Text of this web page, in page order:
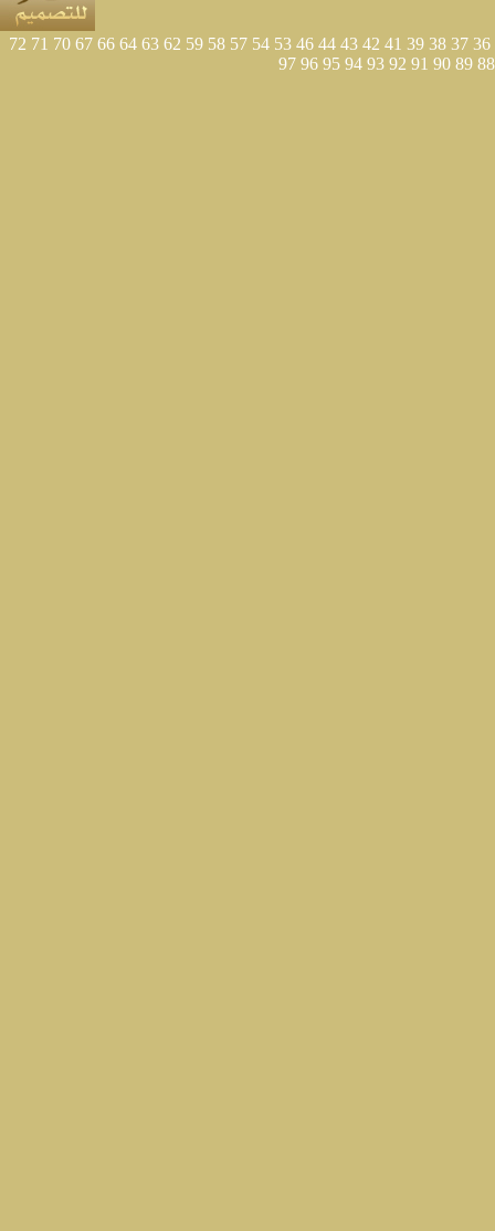
36
37
38
39
41
42
43
44
46
53
54
57
58
59
62
63
64
66
67
70
71
72
88
89
90
91
92
93
94
95
96
97